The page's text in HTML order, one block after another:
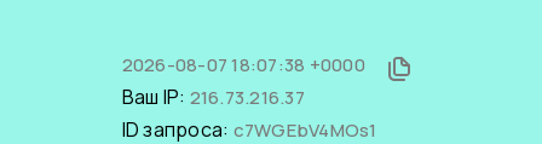
2026-08-07 18:07:38 +0000
Ваш IP: 216.73.216.37
ID запроса: c7WGEbV4MOs1